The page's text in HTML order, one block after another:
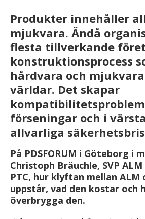
Produkter innehåller
mjukvara. Ändå
flesta tillverkande
konstruktionsprocess
hårdvara och
världar. Det skapar
förseningar och i
allvarliga
På PDSFORUM i Göteborg i
Christoph Bräuchle, SVP
PTC, hur klyftan mellan ALM
uppstår, vad den kostar och
överbrygga den.